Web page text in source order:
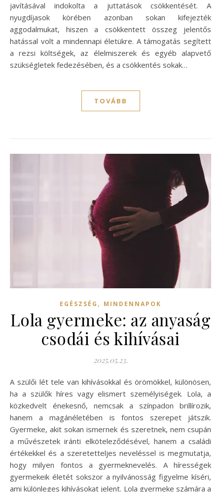
javításával indokolta a juttatások csökkentését. A
nyugdíjasok körében azonban sokan kifejezték
aggodalmukat, hiszen a csökkentett összeg jelentős
hatással volt a mindennapi életükre. A támogatás segített
a rezsi költségek, az élelmiszerek és egyéb alapvető
szükségletek fedezésében, és a csökkentés sokak…
TOVÁBB
EGÉSZSÉG , MINDENNAPOK
Lola gyermeke: az anyaság
csodái és kihívásai
2025.05.23.
A szülői lét tele van kihívásokkal és örömökkel, különösen,
ha a szülők híres vagy elismert személyiségek. Lola, a
közkedvelt énekesnő, nemcsak a színpadon brillírozik,
hanem a magánéletében is fontos szerepet játszik.
Gyermeke, akit sokan ismernek és szeretnek, nem csupán
a művészetek iránti elköteleződésével, hanem a családi
értékekkel és a szeretetteljes neveléssel is megmutatja,
hogy milyen fontos a gyermeknevelés. A hírességek
gyermekeik életét sokszor a nyilvánosság figyelme kíséri,
ami különleges kihívásokat jelent. Lola gyermeke számára a